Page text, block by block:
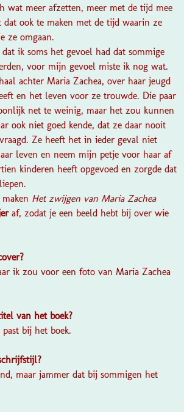
wat meer afzetten, meer met de tijd mee
dat ook te maken met de tijd waarin ze
ze omgaan.
ik soms het gevoel had dat sommige
voor mijn gevoel miste ik nog wat.
achter Maria Zachea, over haar jeugd
en het leven voor ze trouwde. Die paar
net te weinig, maar het zou kunnen
ook niet goed kende, dat ze daar nooit
Ze heeft het in ieder geval niet
leven en neem mijn petje voor haar af
kinderen heeft opgevoed en zorgde dat
Het zwijgen van Maria Zachea
af, zodat je een beeld hebt bij over wie
ik zou voor een foto van Maria Zachea
van het boek?
bij het boek.
maar jammer dat bij sommigen het